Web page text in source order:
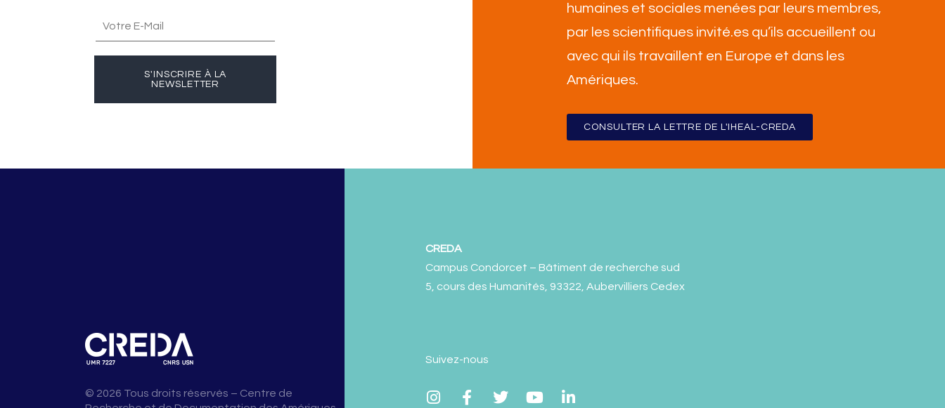
S'INSCRIRE À LA
NEWSLETTER
humaines et sociales menées par leurs membres,
par les scientifiques invité.es qu’ils accueillent ou
avec qui ils travaillent en Europe et dans les
Amériques.
CONSULTER LA LETTRE DE L'IHEAL-CREDA
© 2026 Tous droits réservés – Centre de
CREDA
Campus Condorcet – Bâtiment de recherche sud
5, cours des Humanités, 93322, Aubervilliers Cedex
Suivez-nous